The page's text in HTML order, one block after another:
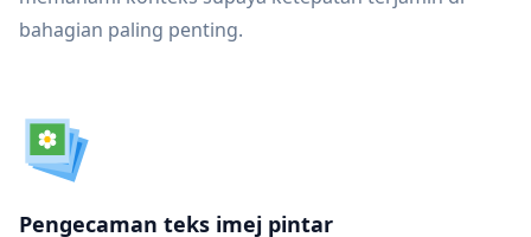
bahagian paling penting.
Pengecaman teks imej pintar